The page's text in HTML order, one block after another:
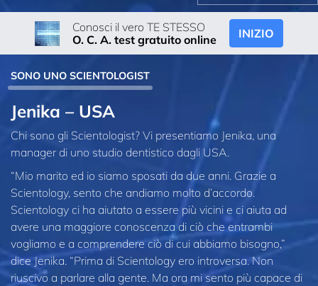
Conosci il vero TE STESSO
O. C. A. test gratuito online
INIZIO
SONO UNO SCIENTOLOGIST
Jenika – USA
Chi sono gli Scientologist? Vi presentiamo Jenika, una
manager di uno studio dentistico dagli USA.
“Mio marito ed io siamo sposati da due anni. Grazie a
Scientology, sento che andiamo molto d’accordo.
Scientology ci ha aiutato a essere più vicini e ci aiuta ad
avere una maggiore conoscenza di ciò che entrambi
vogliamo e a comprendere ciò di cui abbiamo bisogno,”
dice Jenika. “Prima di Scientology ero introversa. Non
riuscivo a parlare alla gente. Ma ora mi sento più capace di